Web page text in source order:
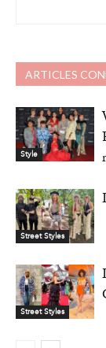
ARTICLES
Style
Street Styles
Street Styles